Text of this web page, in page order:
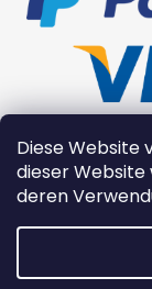
Diese Website
dieser Website
deren